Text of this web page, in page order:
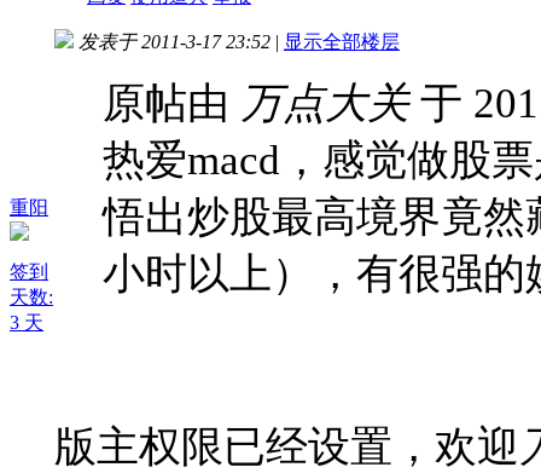
重阳
签到
天数:
3 天
发表于 2011-3-17 23:52 | 显示全部楼层
原帖由 万点大关于
热爱macd，感觉做股
悟出炒股最高境界竟
小时以上），有很强
版主权限已经设置，欢迎